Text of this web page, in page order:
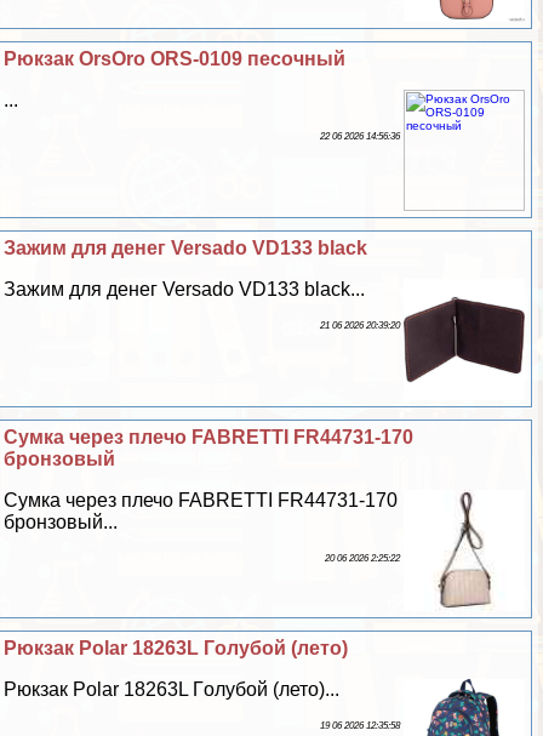
Рюкзак OrsOro ORS-0109 песочный
...
22 06 2026 14:56:36
Зажим для денег Versado VD133 black
Зажим для денег Versado VD133 black...
21 06 2026 20:39:20
Сумка через плечо FABRETTI FR44731-170
бронзовый
Сумка через плечо FABRETTI FR44731-170
бронзовый...
20 06 2026 2:25:22
Рюкзак Polar 18263L Гoлyбой (лето)
Рюкзак Polar 18263L Гoлyбой (лето)...
19 06 2026 12:35:58